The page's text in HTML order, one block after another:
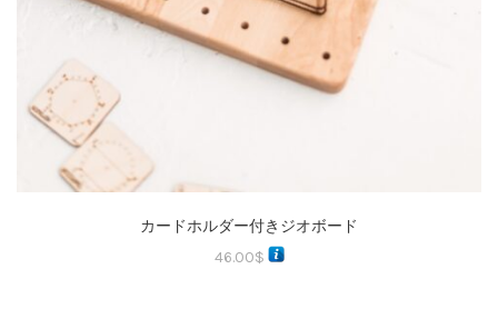
カードホルダー付きジオボード
46.00$